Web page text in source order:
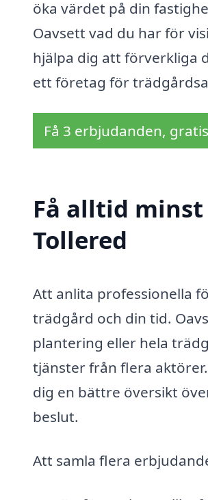
öka värdet på din
Oavsett vad du har för
hjälpa dig att förverkliga
ett företag för
Få 3 erbjudanden,
Få alltid
Tollered
Att anlita professionella
trädgård och din tid.
plantering eller hela
tjänster från flera
dig en bättre översikt
beslut.
Att samla flera